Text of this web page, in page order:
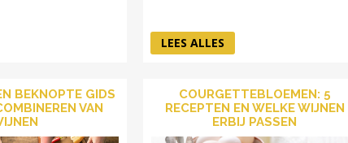
LEES ALLES
BEKNOPTE GIDS
VAN
COURGETTEBLOEMEN: 5
RECEPTEN EN WELKE WIJNEN
ERBIJ PASSEN